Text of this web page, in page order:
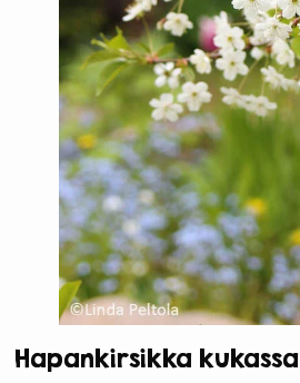
Hapankirsikka kukassa